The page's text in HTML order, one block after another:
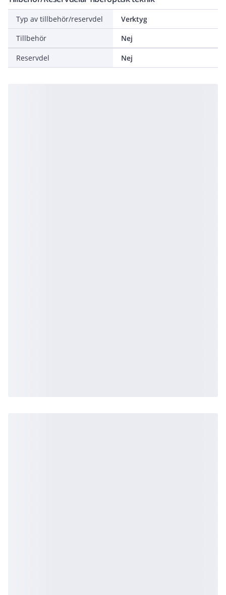
Typ av tillbehör/reservdel
Verktyg
Tillbehör
Nej
Reservdel Nej